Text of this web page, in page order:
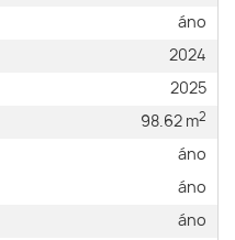
áno
2024
2025
98.62 m2
áno
áno
áno